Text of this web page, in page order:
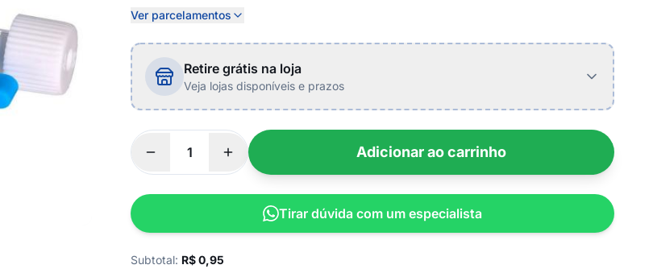
Ver parcelamentos
Retire grátis na loja
Veja lojas disponíveis e prazos
Adicionar ao carrinho
Tirar dúvida com um especialista
Subtotal: R$0,95